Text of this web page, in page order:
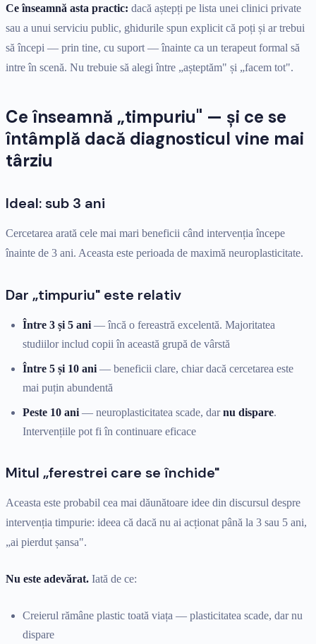
Ce înseamnă asta practic: dacă aștepți pe lista unei clinici private
sau a unui serviciu public, ghidurile spun explicit că poți și ar trebui
să începi — prin tine, cu suport — înainte ca un terapeut formal să
intre în scenă. Nu trebuie să alegi între „așteptăm" și „facem tot".
Ce înseamnă „timpuriu" — și ce se
întâmplă dacă diagnosticul vine mai
târziu
Ideal: sub 3 ani
Cercetarea arată cele mai mari beneficii când intervenția începe
înainte de 3 ani. Aceasta este perioada de maximă neuroplasticitate.
Dar „timpuriu" este relativ
Între 3 și 5 ani — încă o fereastră excelentă. Majoritatea
studiilor includ copii în această grupă de vârstă
Între 5 și 10 ani — beneficii clare, chiar dacă cercetarea este
mai puțin abundentă
Peste 10 ani — neuroplasticitatea scade, darnu dispare.
Intervențiile pot fi în continuare eficace
Mitul „ferestrei care se închide"
Aceasta este probabil cea mai dăunătoare idee din discursul despre
intervenția timpurie: ideea că dacă nu ai acționat până la 3 sau 5 ani,
„ai pierdut șansa".
Nu este adevărat. Iată de ce:
Creierul rămâne plastic toată viața — plasticitatea scade, dar nu
dispare